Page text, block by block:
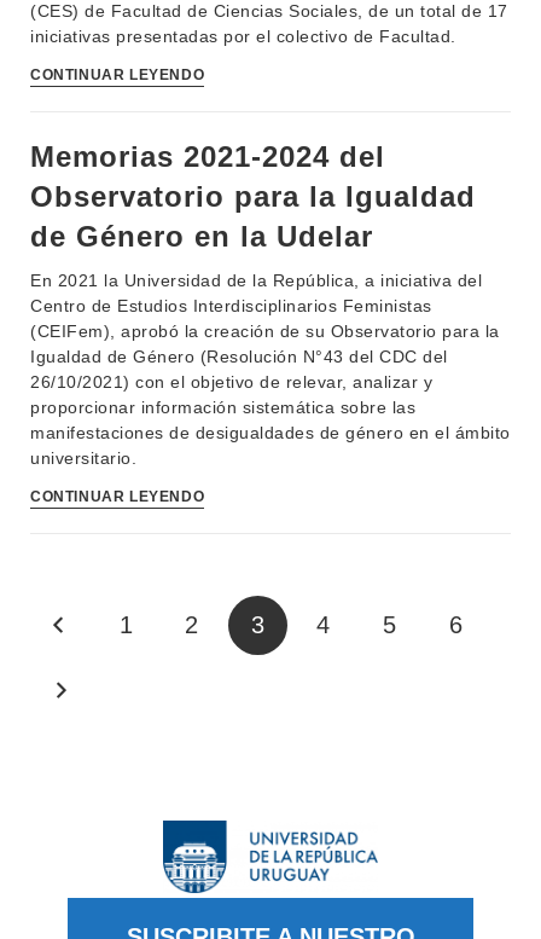
(CES) de Facultad de Ciencias Sociales, de un total de 17
iniciativas presentadas por el colectivo de Facultad.
CONTINUAR LEYENDO
Memorias 2021-2024 del
Observatorio para la Igualdad
de Género en la Udelar
En 2021 la Universidad de la República, a iniciativa del
Centro de Estudios Interdisciplinarios Feministas
(CEIFem), aprobó la creación de su Observatorio para la
Igualdad de Género (Resolución N°43 del CDC del
26/10/2021) con el objetivo de relevar, analizar y
proporcionar información sistemática sobre las
manifestaciones de desigualdades de género en el ámbito
universitario.
CONTINUAR LEYENDO
1 2 3 4 5 6